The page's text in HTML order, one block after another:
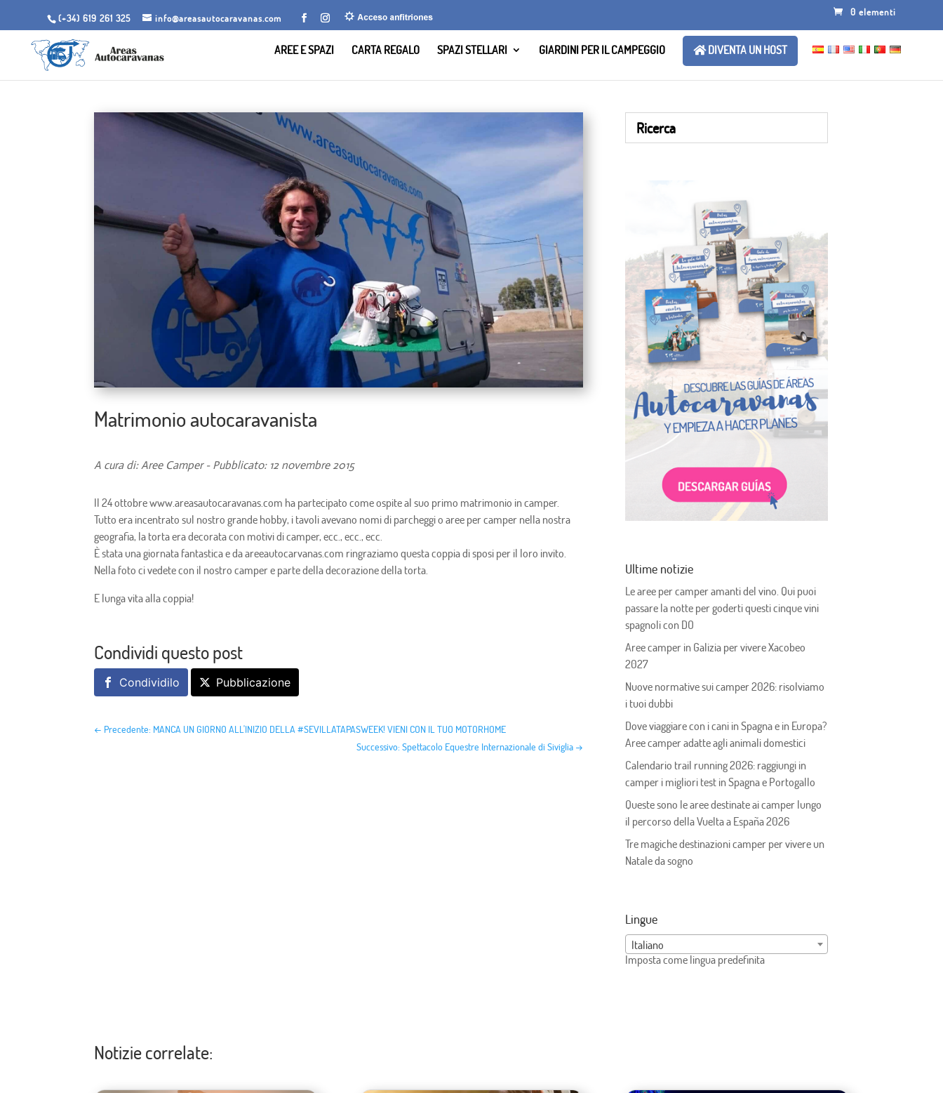
(+34) 619 261 325 info@areasautocaravanas.com
0 elementi
AREE E SPAZI CARTA REGALO SPAZI STELLARI GIARDINI PER IL CAMPEGGIO DIVENTA UN HOST
Matrimonio autocaravanista
A cura di: Aree Camper - Pubblicato: 12 novembre 2015
Il 24 ottobre www.areasautocaravanas.com ha partecipato come ospite al suo primo matrimonio in camper.
Tutto era incentrato sul nostro grande hobby, i tavoli avevano nomi di parcheggi o aree per camper nella nostra
geografia, la torta era decorata con motivi di camper, ecc., ecc., ecc.
È stata una giornata fantastica e da areeautocarvanas.com ringraziamo questa coppia di sposi per il loro invito.
Nella foto ci vedete con il nostro camper e parte della decorazione della torta.
E lunga vita alla coppia!
Condividi questo post
Condividilo Pubblicazione
← Precedente: MANCA UN GIORNO ALL'INIZIO DELLA #‎SEVILLATAPASWEEK! VIENI CON IL TUO MOTORHOME
Successivo: Spettacolo Equestre Internazionale di Siviglia →
Ultime notizie
Le aree per camper amanti del vino. Qui puoi
passare la notte per goderti questi cinque vini
spagnoli con DO
Aree camper in Galizia per vivere Xacobeo
2027
Nuove normative sui camper 2026: risolviamo
i tuoi dubbi
Dove viaggiare con i cani in Spagna e in Europa?
Aree camper adatte agli animali domestici
Calendario trail running 2026: raggiungi in
camper i migliori test in Spagna e Portogallo
Queste sono le aree destinate ai camper lungo
il percorso della Vuelta a España 2026
Tre magiche destinazioni camper per vivere un
Natale da sogno
Lingue
Italiano
Imposta come lingua predefinita
Notizie correlate: